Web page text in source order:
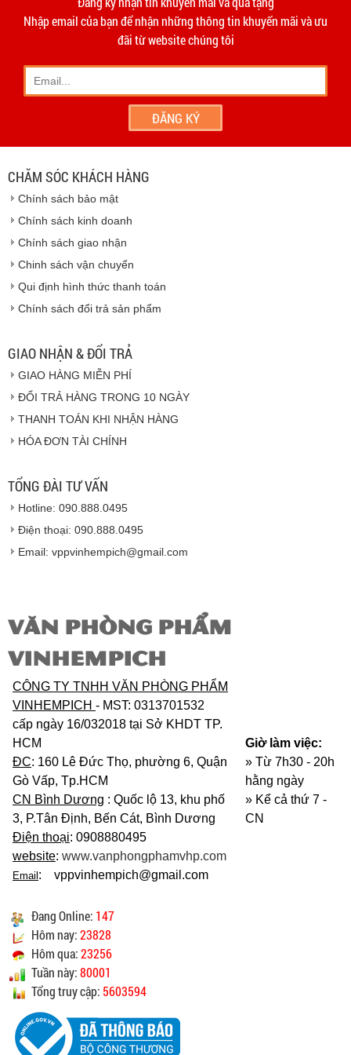
Dương
- Phương thức vận chuyển do hai bên thỏa thuận và thực
hiện trên tinh thần hợp tác, thiện chí.
- Khách hàng có thể đếngiao dịch trực tiếp tạicông ty
- Hoặc chúng tôi sẽcử nhân viên giao hàng
địa chỉ khách hàng cung cấp.
hạn 10 ngày
Vinhempich
CAM KẾT CHẤT LƯỢNG
Hàng hóa được giao cho quý khách là hàng mới
100% nguyên đai nguyên kiện.
Vinhempich
độ bảo hành sản phẩm đối với nhà sản xuất hoặc
nhà nhập khẩu nếu sản phẩm bị lỗi hoặc hỏng hóc
Nhập email của bạn để nhận những thông tin khuyến mãi và ưu
đãi từ website chúng tôi
CHĂM SÓC KHÁCH HÀNG
Chính sách bảo mật
Chính sách kinh doanh
Chính sách giao nhận
Chinh sách vận chuyển
Qui định hình thức thanh toán
Chính sách đổi trả sản phẩm
GIAO NHẬN & ĐỔI TRẢ
GIAO HÀNG MIỄN PHÍ
ĐỔI TRẢ HÀNG TRONG 10 NGÀY
THANH TOÁN KHI NHẬN HÀNG
HÓA ĐƠN TÀI CHÍNH
TỔNG ĐÀI TƯ VẤN
Hotline: 090.888.0495
Điện thoại: 090.888.0495
Email: vppvinhempich@gmail.com
VĂN PHÒNG PHẨM
VINHEMPICH
CÔNG TY TNHH VĂN PHÒNG PHẨM
VINHEMPICH - MST: 0313701532
cấp ngày 16/032018 tại Sở KHDT TP.
HCM
ĐC: 160 Lê Đức Thọ, phường 6, Quận
Gò Vấp, Tp.HCM
CN Bình Dương : Quốc lộ 13, khu phố
3, P.Tân Định, Bến Cát, Bình Dương
Điện thoại: 0908880495
website: www.vanphongphamvhp.com
Email: vppvinhempich@gmail.com
Giờ làm việc:
» Từ 7h30 - 20h
hằng ngày
» Kể cả thứ 7 -
CN
Đang Online: 147
Hôm nay:23828
Hôm qua:23256
Tuần này:80001
Tổng truy cập: 5603594